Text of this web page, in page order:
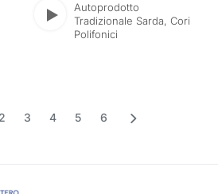
Play
Autoprodotto
Tradizionale Sarda,Cori
Polifonici
2 3 4 5 6 Successivo